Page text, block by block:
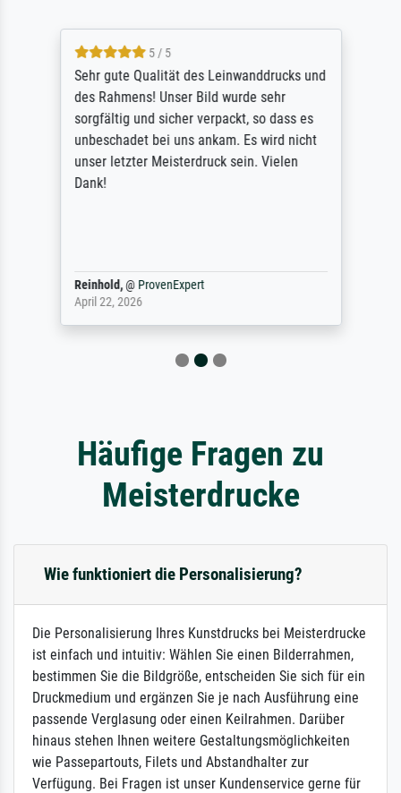
5 / 5
Sehr gute Qualität des Leinwanddrucks und
des Rahmens! Unser Bild wurde sehr
sorgfältig und sicher verpackt, so dass es
unbeschadet bei uns ankam. Es wird nicht
unser letzter Meisterdruck sein. Vielen
Dank!
Reinhold,@ ProvenExpert
April 22, 2026
Häufige Fragen zu
Meisterdrucke
Wie funktioniert die Personalisierung?
Die Personalisierung Ihres Kunstdrucks bei Meisterdrucke
ist einfach und intuitiv: Wählen Sie einen Bilderrahmen,
bestimmen Sie die Bildgröße, entscheiden Sie sich für ein
Druckmedium und ergänzen Sie je nach Ausführung eine
passende Verglasung oder einen Keilrahmen. Darüber
hinaus stehen Ihnen weitere Gestaltungsmöglichkeiten
wie Passepartouts, Filets und Abstandhalter zur
Verfügung. Bei Fragen ist unser Kundenservice gerne für